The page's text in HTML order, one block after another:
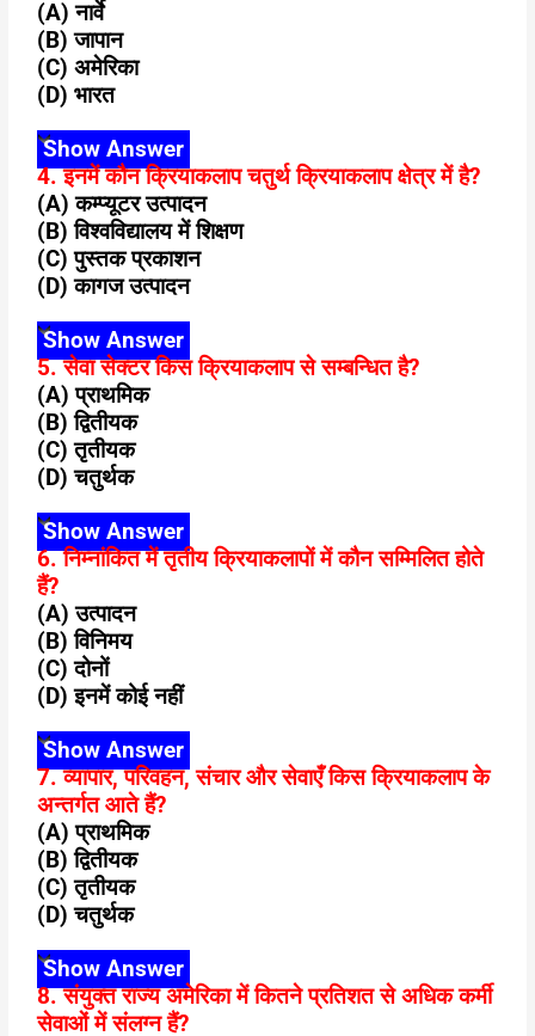
(A) नार्वे
(B) जापान
(C) अमेरिका
(D) भारत
Show Answer
4. इनमें कौन क्रियाकलाप चतुर्थ क्रियाकलाप क्षेत्र में है?
(A) कम्प्यूटर उत्पादन
(B) विश्वविद्यालय में शिक्षण
(C) पुस्तक प्रकाशन
(D) कागज उत्पादन
Show Answer
5. सेवा सेक्टर किस क्रियाकलाप से सम्बन्धित है?
(A) प्राथमिक
(B) द्वितीयक
(C) तृतीयक
(D) चतुर्थक
Show Answer
6. निम्नांकित में तृतीय क्रियाकलापों में कौन सम्मिलित होते
हैं?
(A) उत्पादन
(B) विनिमय
(C) दोनों
(D) इनमें कोई नहीं
Show Answer
7. व्यापार, परिवहन, संचार और सेवाएँ किस क्रियाकलाप के
अन्तर्गत आते हैं?
(A) प्राथमिक
(B) द्वितीयक
(C) तृतीयक
(D) चतुर्थक
Show Answer
8. संयुक्त राज्य अमेरिका में कितने प्रतिशत से अधिक कर्मी
सेवाओं में संलग्न हैं?